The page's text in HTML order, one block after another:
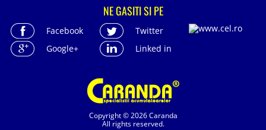
Copyright © 2026 Caranda
All rights reserved.
NE GASITI SI PE
Facebook
Twitter
Google+
Linked in